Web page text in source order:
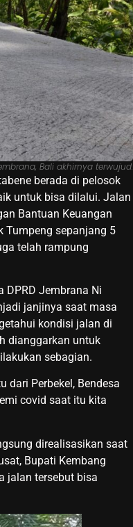
Bali akhirnya terwujud.
berada di pelosok
untuk bisa dilalui. Jalan
Bantuan Keuangan
Tumpeng sepanjang 5
telah rampung
DPRD Jembrana Ni
janjinya saat masa
kondisi jalan di
dianggarkan untuk
sebagian.
dari Perbekel, Bendesa
covid saat itu kita
direalisasikan saat
Bupati Kembang
jalan tersebut bisa